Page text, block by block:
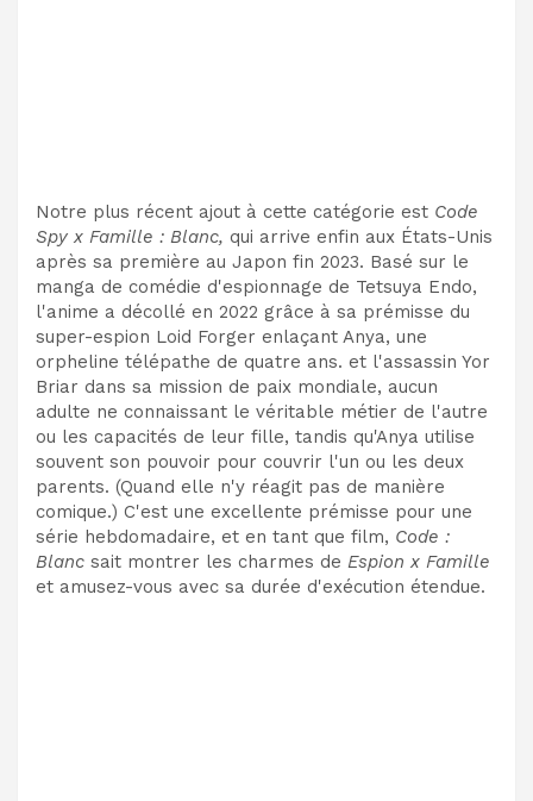
Notre plus récent ajout à cette catégorie est Code
Spy x Famille : Blanc, qui arrive enfin aux États-Unis
après sa première au Japon fin 2023. Basé sur le
manga de comédie d'espionnage de Tetsuya Endo,
l'anime a décollé en 2022 grâce à sa prémisse du
super-espion Loid Forger enlaçant Anya, une
orpheline télépathe de quatre ans. et l'assassin Yor
Briar dans sa mission de paix mondiale, aucun
adulte ne connaissant le véritable métier de l'autre
ou les capacités de leur fille, tandis qu'Anya utilise
souvent son pouvoir pour couvrir l'un ou les deux
parents. (Quand elle n'y réagit pas de manière
comique.) C'est une excellente prémisse pour une
série hebdomadaire, et en tant que film, Code :
Blanc sait montrer les charmes de Espion x Famille
et amusez-vous avec sa durée d'exécution étendue.